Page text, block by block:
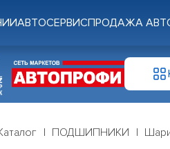
АВТОСЕРВИСПРОДАЖА
ПОДШИПНИКИ